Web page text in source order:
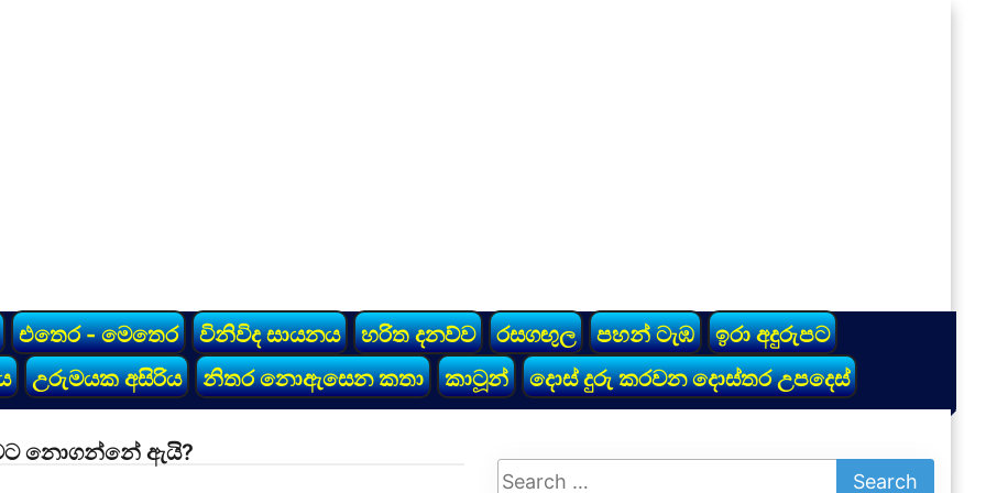
එතෙර - මෙතෙර විනිවිද සායනය හරිත දනව්ව රසගඟුල පහන් ටැඹ
ඉරා අදුරුපට
උරුමයක අසිරිය නිතර නොඇසෙන කතා කාටූන් දොස් දුරු කරවන දොස්තර උපදෙස්
නොගන්නේ ඇයි?